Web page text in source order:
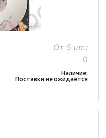
От 5 шт.:
0
Наличие:
Поставки не ожидается